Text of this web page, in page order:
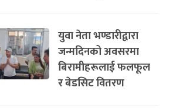
युवा नेता भण्डारीद्वारा
जन्मदिनको अवसरमा
बिरामीहरूलाई फलफूल
र बेडसिट वितरण